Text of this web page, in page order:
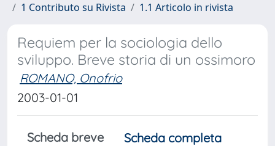
1 Contributo su Rivista
1.1 Articolo in rivista
Requiem per la sociologia dello
sviluppo. Breve storia di un ossimoro
ROMANO, Onofrio
2003-01-01
Scheda breve
Scheda completa